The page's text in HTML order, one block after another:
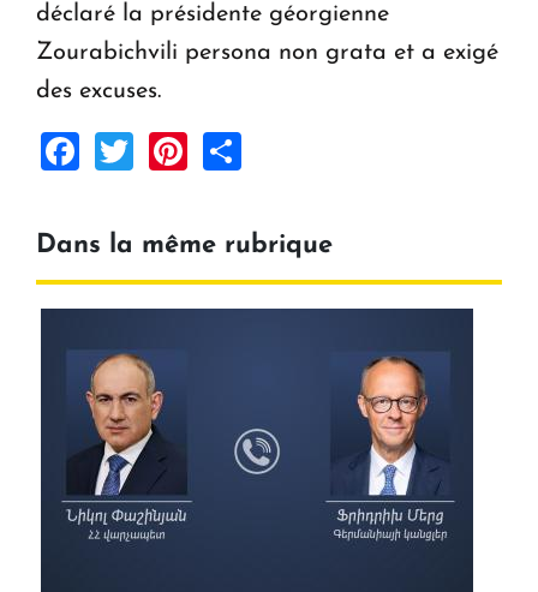
déclaré la présidente géorgienne
Zourabichvili persona non grata et a exigé
des excuses.
Facebook
TwitterPinterest
Dans la même rubrique